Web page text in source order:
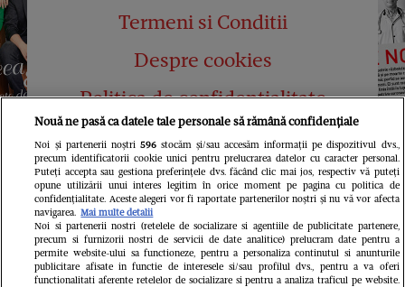
Termeni si Conditii
Despre cookies
Politica de confidențialitate
Abonamente
Contact
Nouă ne pasă ca datele tale personale să rămână confidențiale
Noi și partenerii noștri 596stocăm și/sau accesăm informații pe dispozitivul dvs.,
precum identificatorii cookie unici pentru prelucrarea datelor cu caracter personal.
Puteți accepta sau gestiona preferințele dvs. făcând clic mai jos, respectiv vă puteți
opune utilizării unui interes legitim în orice moment pe pagina cu politica de
confidențialitate. Aceste alegeri vor fi raportate partenerilor noștri și nu vă vor afecta
navigarea. Mai multe detalii
Noi si partenerii nostri (retelele de socializare si agentiile de publicitate partenere,
precum si furnizorii nostri de servicii de date analitice) prelucram date pentru a
permite website-ului sa functioneze, pentru a personaliza continutul si anunturile
publicitare afisate in functie de interesele si/sau profilul dvs., pentru a va oferi
functionalitati aferente retelelor de socializare si pentru a analiza traficul pe website.